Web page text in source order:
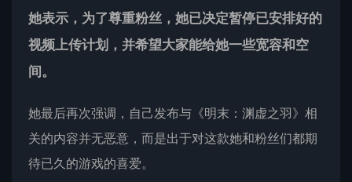
她表示，为了尊重粉丝，她已决定暂停已安排好的
视频上传计划，并希望大家能给她一些宽容和空
间。
她最后再次强调，自己发布与《明末：渊虚之羽》相
关的内容并无恶意，而是出于对这款她和粉丝们都期
待已久的游戏的喜爱。